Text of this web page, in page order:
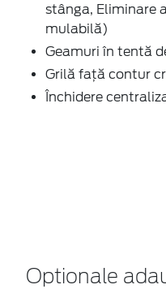
stânga, Eliminare
mulabilă)
Geamuri în tentă
Grilă față contur
Închidere
Optionale